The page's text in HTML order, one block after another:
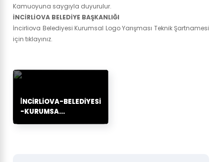
Kamuoyuna saygıyla duyurulur.
İNCİRLİOVA BELEDİYE BAŞKANLIĞI
İncirliova Belediyesi Kurumsal Logo Yarışması Teknik Şartnamesi
için tıklayınız.
İNCIRLIOVA-BELEDIYESI
-KURUMSA...